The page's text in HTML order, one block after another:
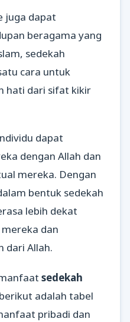
juga dapat
beragama yang
sedekah
cara untuk
hati dari sifat kikir
dapat
dengan Allah dan
mereka. Dengan
bentuk sedekah
lebih dekat
dan
dari Allah.
sedekah
adalah tabel
pribadi dan